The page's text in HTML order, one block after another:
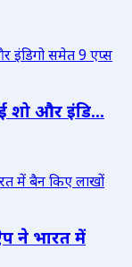
शो और इंडि...
ने भारत में